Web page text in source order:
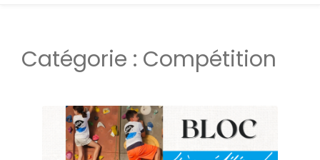
Catégorie : Compétition